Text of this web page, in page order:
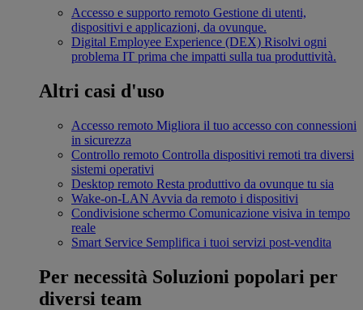
Accesso e supporto remoto Gestione di utenti,
dispositivi e applicazioni, da ovunque.
Digital Employee Experience (DEX) Risolvi ogni
problema IT prima che impatti sulla tua produttività.
Altri casi d'uso
Accesso remoto Migliora il tuo accesso con connessioni
in sicurezza
Controllo remoto Controlla dispositivi remoti tra diversi
sistemi operativi
Desktop remoto Resta produttivo da ovunque tu sia
Wake-on-LAN Avvia da remoto i dispositivi
Condivisione schermo Comunicazione visiva in tempo
reale
Smart Service Semplifica i tuoi servizi post-vendita
Per necessità Soluzioni popolari per
diversi team